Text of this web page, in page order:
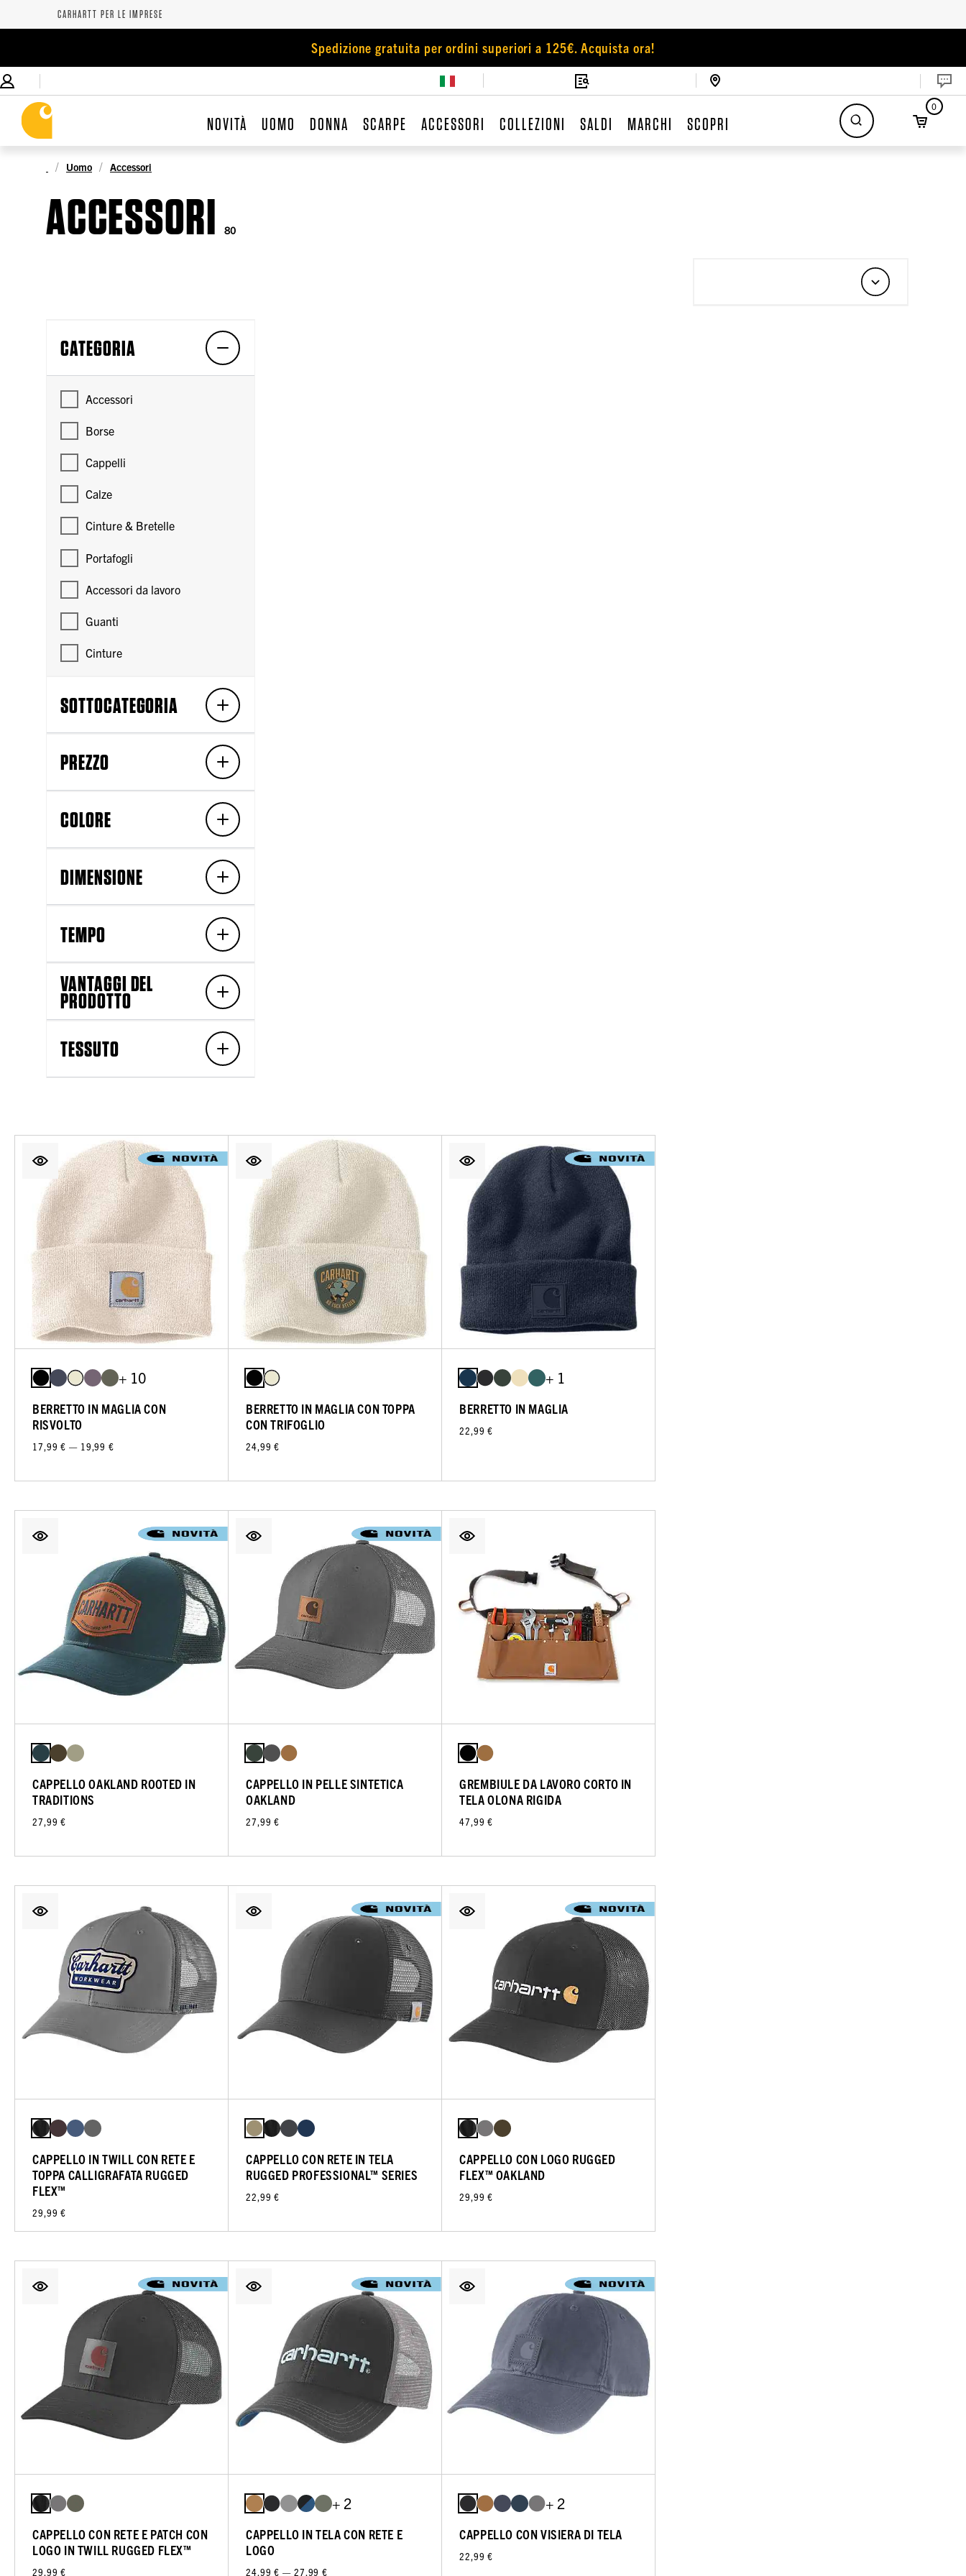
CARHARTT PER LE IMPRESE
Spedizione gratuita per ordini superiori a 125€. Acquista ora!
NOVITÀ UOMO DONNA SCARPE ACCESSORI COLLEZIONI SALDI MARCHI SCOPRI
0
Uomo Accessori
ACCESSORI 80
CATEGORIA
Accessori
Borse
Cappelli
Calze
Cinture & Bretelle
Portafogli
Accessori da lavoro
Guanti
Cinture
SOTTOCATEGORIA
PREZZO
COLORE
DIMENSIONE
TEMPO
VANTAGGI DEL
PRODOTTO
TESSUTO
+ 10
BERRETTO IN MAGLIA CON
RISVOLTO
17,99 € — 19,99 €
BERRETTO IN MAGLIA CON TOPPA
CON TRIFOGLIO
24,99 €
+ 1
BERRETTO IN MAGLIA
22,99 €
CAPPELLO OAKLAND ROOTED IN
TRADITIONS
27,99 €
CAPPELLO IN PELLE SINTETICA
OAKLAND
27,99 €
GREMBIULE DA LAVORO CORTO IN
TELA OLONA RIGIDA
47,99 €
CAPPELLO IN TWILL CON RETE E
TOPPA CALLIGRAFATA RUGGED
FLEX™
29,99 €
CAPPELLO CON RETE IN TELA
RUGGED PROFESSIONAL™ SERIES
22,99 €
CAPPELLO CON LOGO RUGGED
FLEX™ OAKLAND
29,99 €
CAPPELLO CON RETE E PATCH CON
LOGO IN TWILL RUGGED FLEX™
29,99 €
+ 2
CAPPELLO IN TELA CON RETE E
LOGO
24,99 € — 27,99 €
+ 2
CAPPELLO CON VISIERA DI TELA
22,99 €